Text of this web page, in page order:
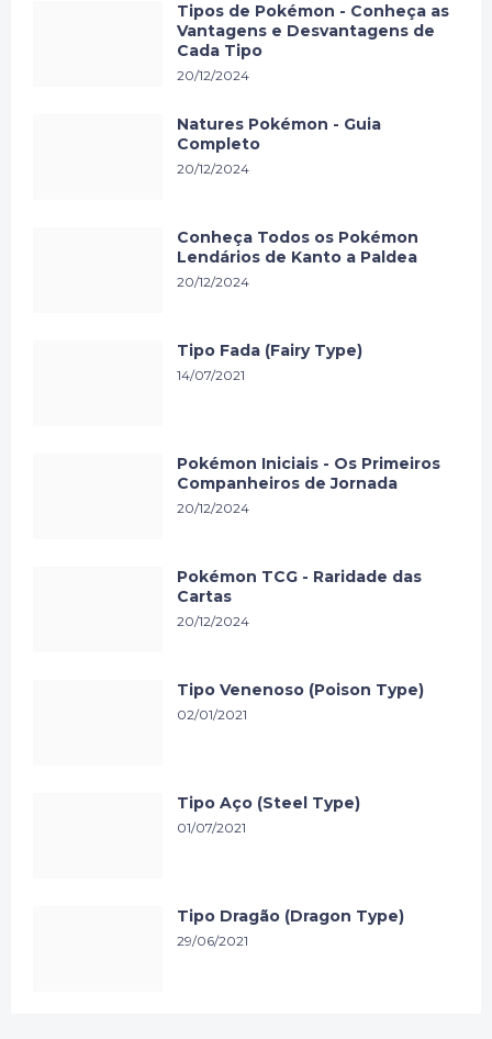
Tipos de Pokémon - Conheça as
Vantagens e Desvantagens de
Cada Tipo
20/12/2024
Natures Pokémon - Guia
Completo
20/12/2024
Conheça Todos os Pokémon
Lendários de Kanto a Paldea
20/12/2024
Tipo Fada (Fairy Type)
14/07/2021
Pokémon Iniciais - Os Primeiros
Companheiros de Jornada
20/12/2024
Pokémon TCG - Raridade das
Cartas
20/12/2024
Tipo Venenoso (Poison Type)
02/01/2021
Tipo Aço (Steel Type)
01/07/2021
Tipo Dragão (Dragon Type)
29/06/2021